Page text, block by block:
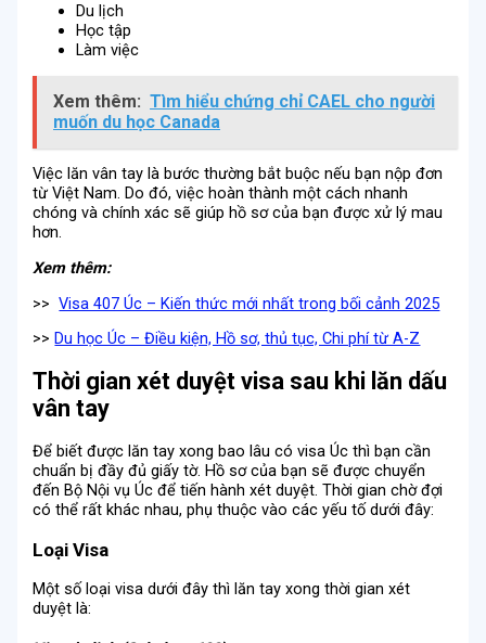
Du lịch
Học tập
Làm việc
Xem thêm: Tìm hiểu chứng chỉ CAEL cho người
muốn du học Canada
Việc lăn vân tay là bước thường bắt buộc nếu bạn nộp đơn
từ Việt Nam. Do đó, việc hoàn thành một cách nhanh
chóng và chính xác sẽ giúp hồ sơ của bạn được xử lý mau
hơn.
Xem thêm:
>>Visa 407 Úc – Kiến thức mới nhất trong bối cảnh 2025
>>Du học Úc – Điều kiện, Hồ sơ, thủ tục, Chi phí từ A-Z
Thời gian xét duyệt visa sau khi lăn dấu
vân tay
Để biết được lăn tay xong bao lâu có visa Úc thì bạn cần
chuẩn bị đầy đủ giấy tờ. Hồ sơ của bạn sẽ được chuyển
đến Bộ Nội vụ Úc để tiến hành xét duyệt. Thời gian chờ đợi
có thể rất khác nhau, phụ thuộc vào các yếu tố dưới đây:
Loại Visa
Một số loại visa dưới đây thì lăn tay xong thời gian xét
duyệt là: